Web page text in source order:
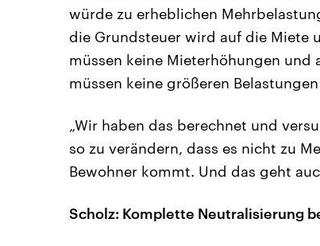
würde zu erheblichen
die Grundsteuer wird auf die Miete
müssen keine Mieterhöhungen und
müssen keine größeren
„Wir haben das berechnet und
so zu verändern, dass es nicht zu
Bewohner kommt. Und das geht
Scholz: Komplette Neutralisierung